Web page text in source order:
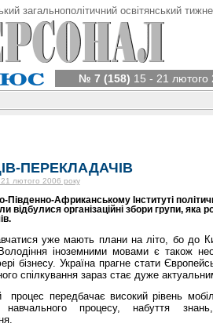
загальнополітичний освітянський
№ 7 (158) 15 - 21 лютого
ПЕРЕКЛАДАЧІВ
лютого 2006 року
Південно-Африканському Інституті
відбулися організаційні збори групи, яка
уже мають плани на літо, бо до
Володіння іноземними мовами є також
бізнесу. Україна прагне стати
спілкування зараз стає дуже
процес передбачає високий рівень
навчального процесу, набуття